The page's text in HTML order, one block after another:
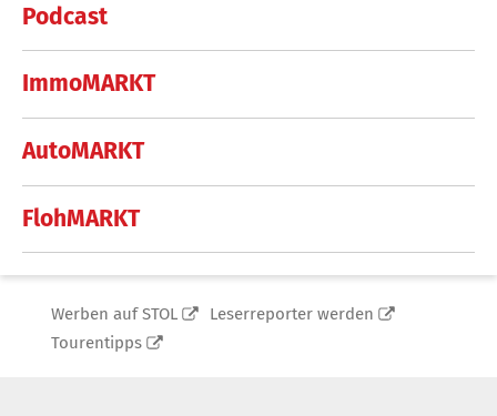
Podcast
ImmoMARKT
AutoMARKT
FlohMARKT
Werben auf STOL
Leserreporter werden
Tourentipps